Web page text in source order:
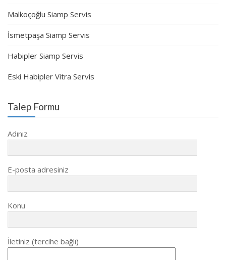
Malkoçoğlu Siamp Servis
İsmetpaşa Siamp Servis
Habipler Siamp Servis
Eski Habipler Vitra Servis
Talep Formu
Adınız
E-posta adresiniz
Konu
İletiniz (tercihe bağlı)